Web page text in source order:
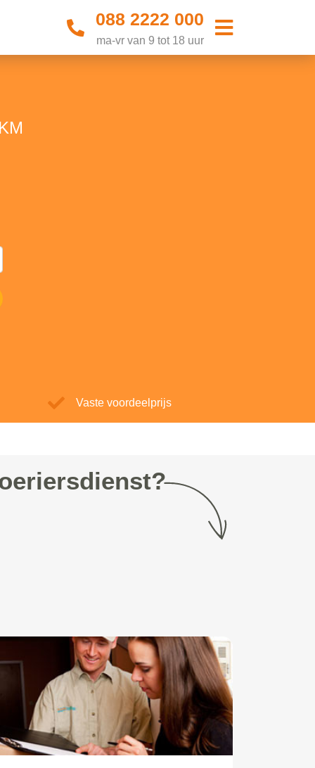
088 2222 000
ma-vr van 9 tot 18 uur
Vaste voordeelprijs